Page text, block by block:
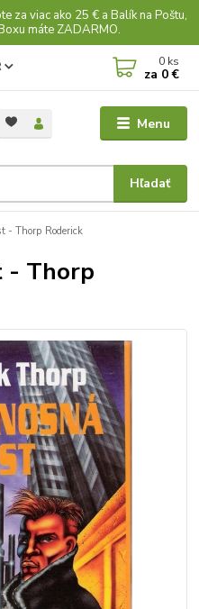
za viac ako 25 € a Balík na Poštu,
máte ZADARMO.
Menu
Hľadať
0 ks
za 0 €
- Thorp Roderick
- Thorp